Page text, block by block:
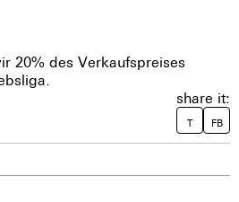
20% des Verkaufspreises
share it:
T FB